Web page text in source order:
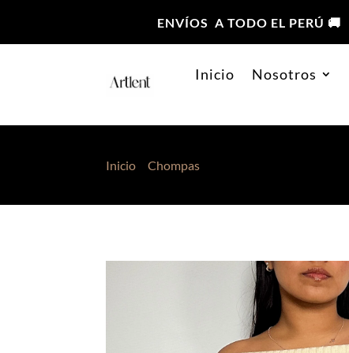
ENVÍOS A TODO EL PERÚ 🚚
Inicio Nosotros
Inicio >Chompas